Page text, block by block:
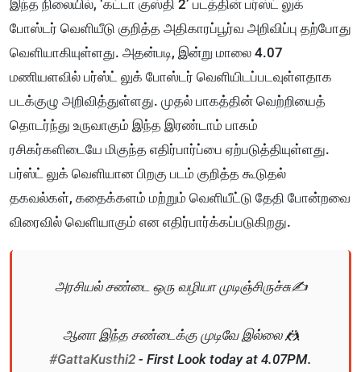
இந்த நிலையில், ‘கட்டா குஸ்தி 2’ படத்தின் பர்ஸ்ட் லுக்
போஸ்டர் வெளியீடு குறித்த அதிகாரப்பூர்வ அறிவிப்பு தற்போது
வெளியாகியுள்ளது. அதன்படி, இன்று மாலை 4.07
மணியளவில் பர்ஸ்ட் லுக் போஸ்டர் வெளியிடப்படவுள்ளதாக
படக்குழு அறிவித்துள்ளது. முதல் பாகத்தின் வெற்றியைத்
தொடர்ந்து உருவாகும் இந்த இரண்டாம் பாகம்
ரசிகர்களிடையே மிகுந்த எதிர்பார்ப்பை ஏற்படுத்தியுள்ளது.
பர்ஸ்ட் லுக் வெளியான பிறகு படம் குறித்த கூடுதல்
தகவல்கள், கதைக்களம் மற்றும் வெளியீட்டு தேதி போன்றவை
விரைவில் வெளியாகும் என எதிர்பார்க்கப்படுகிறது.
அரசியல் சண்டை ஒரு வழியா முடிஞ்சிருச்சு✍️
ஆனா இந்த சண்டைக்கு முடிவே இல்லை 🤼
#GattaKusthi2 - First Look today at 4.07PM.